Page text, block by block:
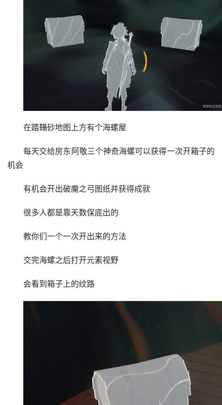
在踏鞴砂地图上方有个海螺屋
每天交给房东阿敬三个神奇海螺可以获得一次开箱子的
机会
有机会开出破魔之弓图纸并获得成就
很多人都是靠天数保底出的
教你们一个一次开出来的方法
交完海螺之后打开元素视野
会看到箱子上的纹路